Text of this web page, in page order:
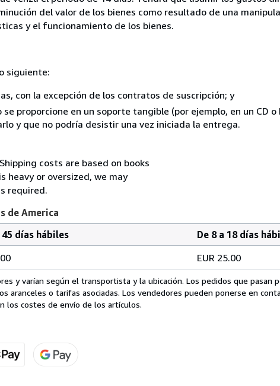
del valor de los bienes como resultado de una
y el funcionamiento de los bienes.
siguiente:
con la excepción de los contratos de suscripción; y
proporcione en un soporte tangible (por ejemplo, en un CD o
y que no podría desistir una vez iniciada la entrega.
costs are based on books
heavy or oversized, we may
required.
de America
45 días hábiles
De 8 a 18 días
EUR 25.00
y varían según el transportista y la ubicación. Los pedidos que pasan
aranceles o tarifas asociadas. Los vendedores pueden ponerse en
los costes de envío de los artículos.